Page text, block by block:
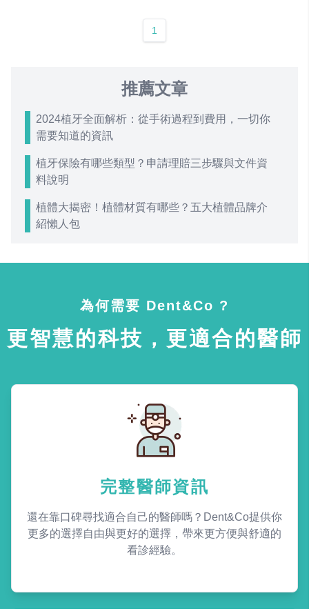
1
推薦文章
2024植牙全面解析：從手術過程到費用，一切你
需要知道的資訊
植牙保險有哪些類型？申請理賠三步驟與文件資
料說明
植體大揭密！植體材質有哪些？五大植體品牌介
紹懶人包
為何需要 Dent&Co ?
更智慧的科技，更適合的醫師
完整醫師資訊
還在靠口碑尋找適合自己的醫師嗎？Dent&Co提供你
更多的選擇自由與更好的選擇，帶來更方便與舒適的
看診經驗。